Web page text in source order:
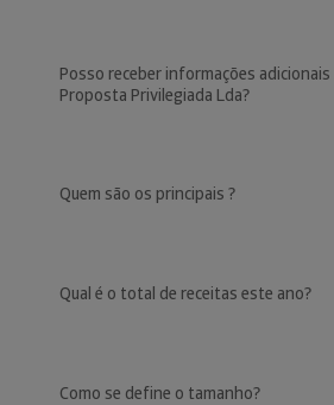
Posso receber informações
Proposta Privilegiada Lda?
Quem são os principais ?
Qual é o total de receitas este ano?
Como se define o tamanho?